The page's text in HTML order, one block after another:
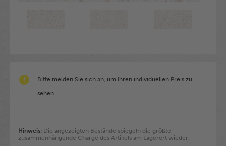
Bitte melden Sie sich an , um Ihren individuellen Preis zu
sehen.
Hinweis: Die angezeigten Bestände spiegeln die größte
zusammenhängende Charge des Artikels am Lagerort wieder.